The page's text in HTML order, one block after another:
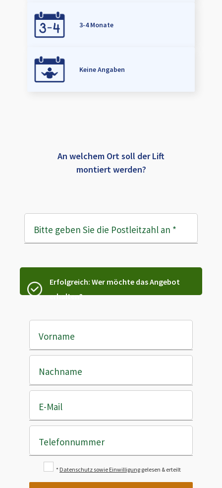
3-4 Monate
Keine Angaben
An welchem Ort soll der Lift
montiert werden?
Bitte geben Sie die Postleitzahl an *
Erfolgreich: Wer möchte das Angebot
erhalten?
Vorname
Nachname
E-Mail
Telefonnummer
* Datenschutz sowie Einwilligung gelesen & erteilt